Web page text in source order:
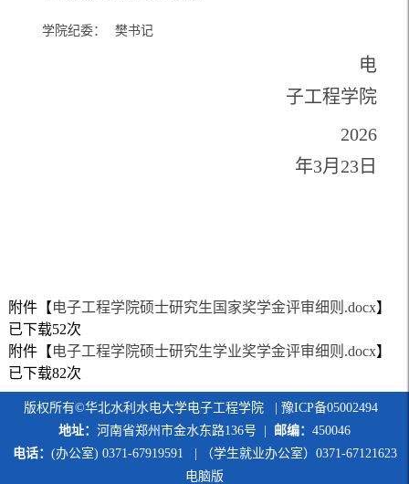
学院纪委： 樊书记
电
子工程学院
2026
年3月23日
附件【电子工程学院硕士研究生国家奖学金评审细则.docx】
已下载52次
附件【电子工程学院硕士研究生学业奖学金评审细则.docx】
已下载82次
版权所有©华北水利水电大学电子工程学院 | 豫ICP备05002494
地址： 河南省郑州市金水东路136号 | 邮编： 450046
电话： (办公室) 0371-67919591 | （学生就业办公室）0371-67121623
电脑版